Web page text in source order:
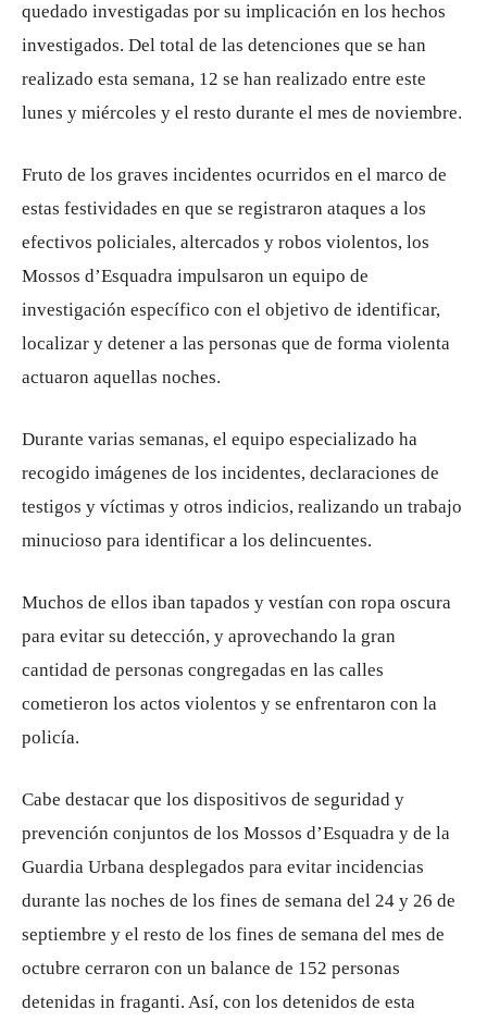
quedado investigadas por su implicación en los hechos
investigados. Del total de las detenciones que se han
realizado esta semana, 12 se han realizado entre este
lunes y miércoles y el resto durante el mes de noviembre.
Fruto de los graves incidentes ocurridos en el marco de
estas festividades en que se registraron ataques a los
efectivos policiales, altercados y robos violentos, los
Mossos d’Esquadra impulsaron un equipo de
investigación específico con el objetivo de identificar,
localizar y detener a las personas que de forma violenta
actuaron aquellas noches.
Durante varias semanas, el equipo especializado ha
recogido imágenes de los incidentes, declaraciones de
testigos y víctimas y otros indicios, realizando un trabajo
minucioso para identificar a los delincuentes.
Muchos de ellos iban tapados y vestían con ropa oscura
para evitar su detección, y aprovechando la gran
cantidad de personas congregadas en las calles
cometieron los actos violentos y se enfrentaron con la
policía.
Cabe destacar que los dispositivos de seguridad y
prevención conjuntos de los Mossos d’Esquadra y de la
Guardia Urbana desplegados para evitar incidencias
durante las noches de los fines de semana del 24 y 26 de
septiembre y el resto de los fines de semana del mes de
octubre cerraron con un balance de 152 personas
detenidas in fraganti. Así, con los detenidos de esta